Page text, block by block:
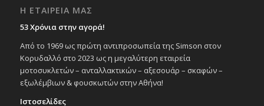
Η ΕΤΑΙΡΕΊΑ ΜΑΣ
53 Χρόνια στην αγορά!
Από το 1969 ως πρώτη αντιπροσωπεία της Simson στον
Κορυδαλλό στο 2023 ως η μεγαλύτερη εταιρεία
μοτοσυκλετών – ανταλλακτικών – αξεσουάρ – σκαφών –
εξωλέμβιων & φουσκωτών στην Αθήνα!
Ιστοσελίδες